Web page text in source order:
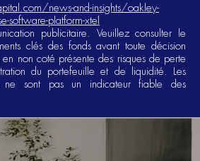
news-and-insights/oakley-
software-platform-xtel
publicitaire. Veuillez consulter le
clés des fonds avant toute décision
en non coté présente des risques de perte
du portefeuille et de liquidité. Les
ne sont pas un indicateur fiable des